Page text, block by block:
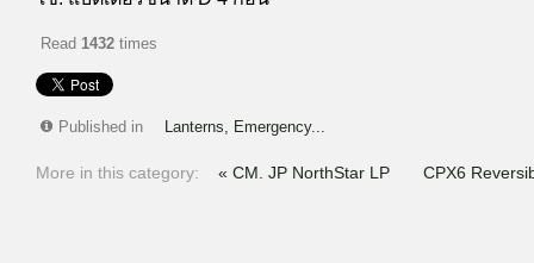
Read 1432 times
Published in Lanterns, Emergency...
More in this category: « CM. JP NorthStar LP CPX6